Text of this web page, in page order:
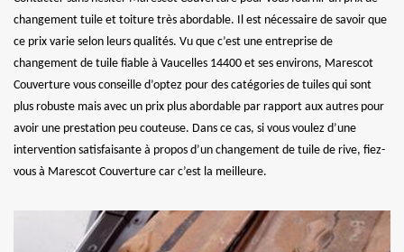
changement tuile et toiture très abordable. Il est nécessaire de savoir que
ce prix varie selon leurs qualités. Vu que c’est une entreprise de
changement de tuile fiable à Vaucelles 14400 et ses environs, Marescot
Couverture vous conseille d’optez pour des catégories de tuiles qui sont
plus robuste mais avec un prix plus abordable par rapport aux autres pour
avoir une prestation peu couteuse. Dans ce cas, si vous voulez d’une
intervention satisfaisante à propos d’un changement de tuile de rive, fiez-
vous à Marescot Couverture car c’est la meilleure.